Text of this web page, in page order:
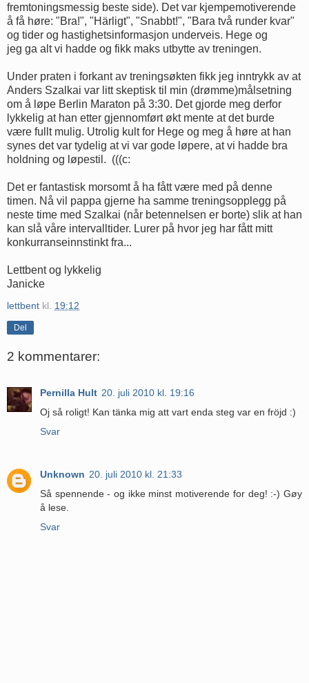
fremtoningsmessig beste side). Det var kjempemotiverende
å få høre: "Bra!", "Härligt", "Snabbt!", "Bara två runder kvar"
og tider og hastighetsinformasjon underveis. Hege og
jeg ga alt vi hadde og fikk maks utbytte av treningen.
Under praten i forkant av treningsøkten fikk jeg inntrykk av at
Anders Szalkai var litt skeptisk til min (drømme)målsetning
om å løpe Berlin Maraton på 3:30. Det gjorde meg derfor
lykkelig at han etter gjennomført økt mente at det burde
være fullt mulig. Utrolig kult for Hege og meg å høre at han
synes det var tydelig at vi var gode løpere, at vi hadde bra
holdning og løpestil. (((c:
Det er fantastisk morsomt å ha fått være med på denne
timen. Nå vil pappa gjerne ha samme treningsopplegg på
neste time med Szalkai (når betennelsen er borte) slik at han
kan slå våre intervalltider. Lurer på hvor jeg har fått mitt
konkurranseinnstinkt fra...
Lettbent og lykkelig
Janicke
lettbent kl. 19:12
Del
2 kommentarer:
Pernilla Hult 20. juli 2010 kl. 19:16
Oj så roligt! Kan tänka mig att vart enda steg var en fröjd :)
Svar
Unknown 20. juli 2010 kl. 21:33
Så spennende - og ikke minst motiverende for deg! :-) Gøy
å lese.
Svar